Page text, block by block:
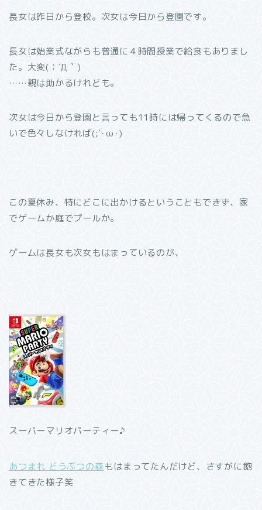
長女は昨日から登校。次女は今日から登園です。
長女は始業式ながらも普通に４時間授業で給食もありまし
た。大変(；´Д｀)
……親は助かるけれども。
次女は今日から登園と言っても11時には帰ってくるので急
いで色々しなければ(;´･ω･)
この夏休み、特にどこに出かけるということもできず、家
でゲームか庭でプールか。
ゲームは長女も次女もはまっているのが、
スーパーマリオパーティー♪
あつまれ どうぶつの森もはまってたんだけど、さすがに飽
きてきた様子笑